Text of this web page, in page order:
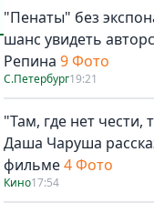
"Пенаты" без
шанс увидеть
Репина 9 Фото
С.Петербург19:21
"Там, где нет чести,
Даша Чаруша
фильме4 Фото
Кино17:54